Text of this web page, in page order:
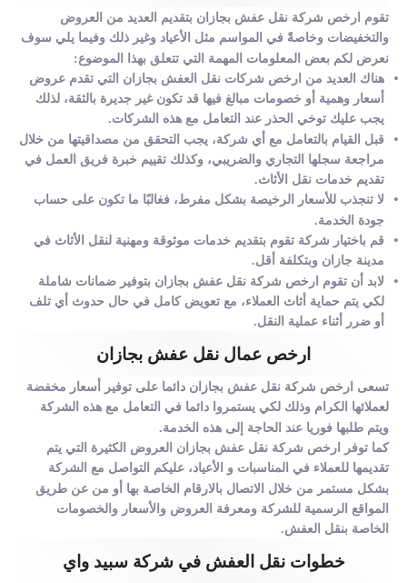
تقوم ارخص شركة نقل عفش بجازان بتقديم العديد من العروض
والتخفيضات وخاصةً في المواسم مثل الأعياد وغير ذلك وفيما يلي سوف
نعرض لكم بعض المعلومات المهمة التي تتعلق بهذا الموضوع:
هناك العديد من ارخص شركات نقل العفش بجازان التي تقدم عروض
أسعار وهمية أو خصومات مبالغ فيها قد تكون غير جديرة بالثقة، لذلك
يجب عليك توخي الحذر عند التعامل مع هذه الشركات.
قبل القيام بالتعامل مع أي شركة، يجب التحقق من مصداقيتها من خلال
مراجعة سجلها التجاري والضريبي، وكذلك تقييم خبرة فريق العمل في
تقديم خدمات نقل الأثاث.
لا تنجذب للأسعار الرخيصة بشكل مفرط، فغالبًا ما تكون على حساب
جودة الخدمة.
قم باختيار شركة تقوم بتقديم خدمات موثوقة ومهنية لنقل الأثاث في
مدينة جازان وبتكلفة أقل.
لابد أن تقوم ارخص شركة نقل عفش بجازان بتوفير ضمانات شاملة
لكي يتم حماية أثاث العملاء، مع تعويض كامل في حال حدوث أي تلف
أو ضرر أثناء عملية النقل.
ارخص عمال نقل عفش بجازان
تسعى ارخص شركة نقل عفش بجازان دائما على توفير أسعار مخفضة
لعملائها الكرام وذلك لكي يستمروا دائما في التعامل مع هذه الشركة
ويتم طلبها فوريا عند الحاجة إلى هذه الخدمة.
كما توفر ارخص شركة نقل عفش بجازان العروض الكثيرة التي يتم
تقديمها للعملاء في المناسبات و الأعياد، عليكم التواصل مع الشركة
بشكل مستمر من خلال الاتصال بالارقام الخاصة بها أو من عن طريق
المواقع الرسمية للشركة ومعرفة العروض والأسعار والخصومات
الخاصة بنقل العفش.
خطوات نقل العفش في شركة سبيد واي